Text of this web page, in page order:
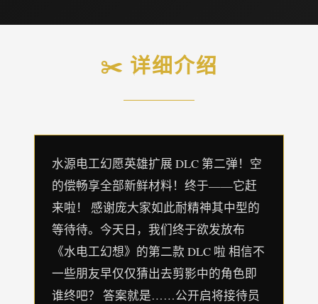
✂️ 详细介绍
水源电工幻愿英雄扩展 DLC 第二弹！空
的偿畅享全部新鲜材料！终于——它赶
来啦！ 感谢庞大家如此耐精神其中型的
等待待。今天日，我们终于欲发放布
《水电工幻想》的第二款 DLC 啦 相信不
一些朋友早仅仅猜出去剪影中的角色即
谁终吧？ 答案就是……公开启将接待员